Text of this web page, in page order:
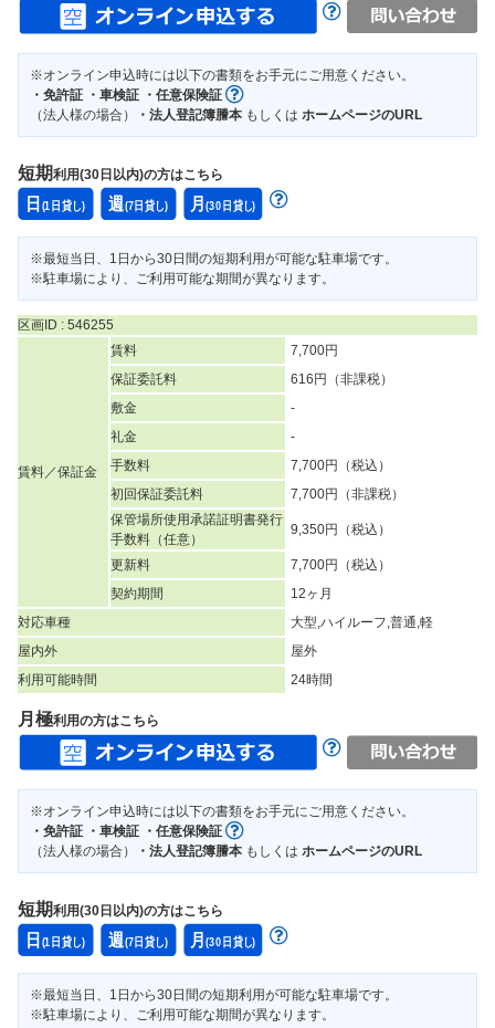
※オンライン申込時には以下の書類をお手元にご用意ください。
・免許証 ・車検証 ・任意保険証
（法人様の場合）
・法人登記簿謄本 もしくは ホームページのURL
短期利用(30日以内)の方はこちら
※最短当日、1日から30日間の短期利用が可能な駐車場です。
※駐車場により、ご利用可能な期間が異なります。
区画ID : 546255
賃料／保証金
賃料
7,700円
保証委託料
616円（非課税）
敷金
-
礼金
-
手数料
7,700円（税込）
初回保証委託料
7,700円（非課税）
保管場所使用承諾証明書発行
手数料（任意）
9,350円（税込）
更新料
7,700円（税込）
契約期間
12ヶ月
対応車種
大型,ハイルーフ,普通,軽
屋内外
屋外
利用可能時間
24時間
月極利用の方はこちら
※オンライン申込時には以下の書類をお手元にご用意ください。
・免許証 ・車検証 ・任意保険証
（法人様の場合）
・法人登記簿謄本 もしくは ホームページのURL
短期利用(30日以内)の方はこちら
※最短当日、1日から30日間の短期利用が可能な駐車場です。
※駐車場により、ご利用可能な期間が異なります。